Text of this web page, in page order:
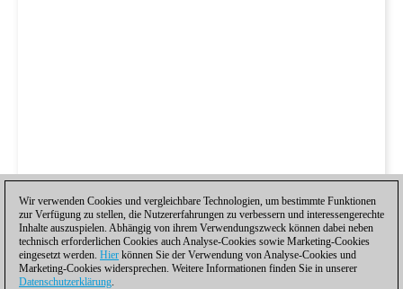
Wir verwenden Cookies und vergleichbare Technologien, um bestimmte Funktionen
zur Verfügung zu stellen, die Nutzererfahrungen zu verbessern und interessengerechte
Inhalte auszuspielen. Abhängig von ihrem Verwendungszweck können dabei neben
technisch erforderlichen Cookies auch Analyse-Cookies sowie Marketing-Cookies
eingesetzt werden. Hier können Sie der Verwendung von Analyse-Cookies und
Marketing-Cookies widersprechen. Weitere Informationen finden Sie in unserer
Datenschutzerklärung.